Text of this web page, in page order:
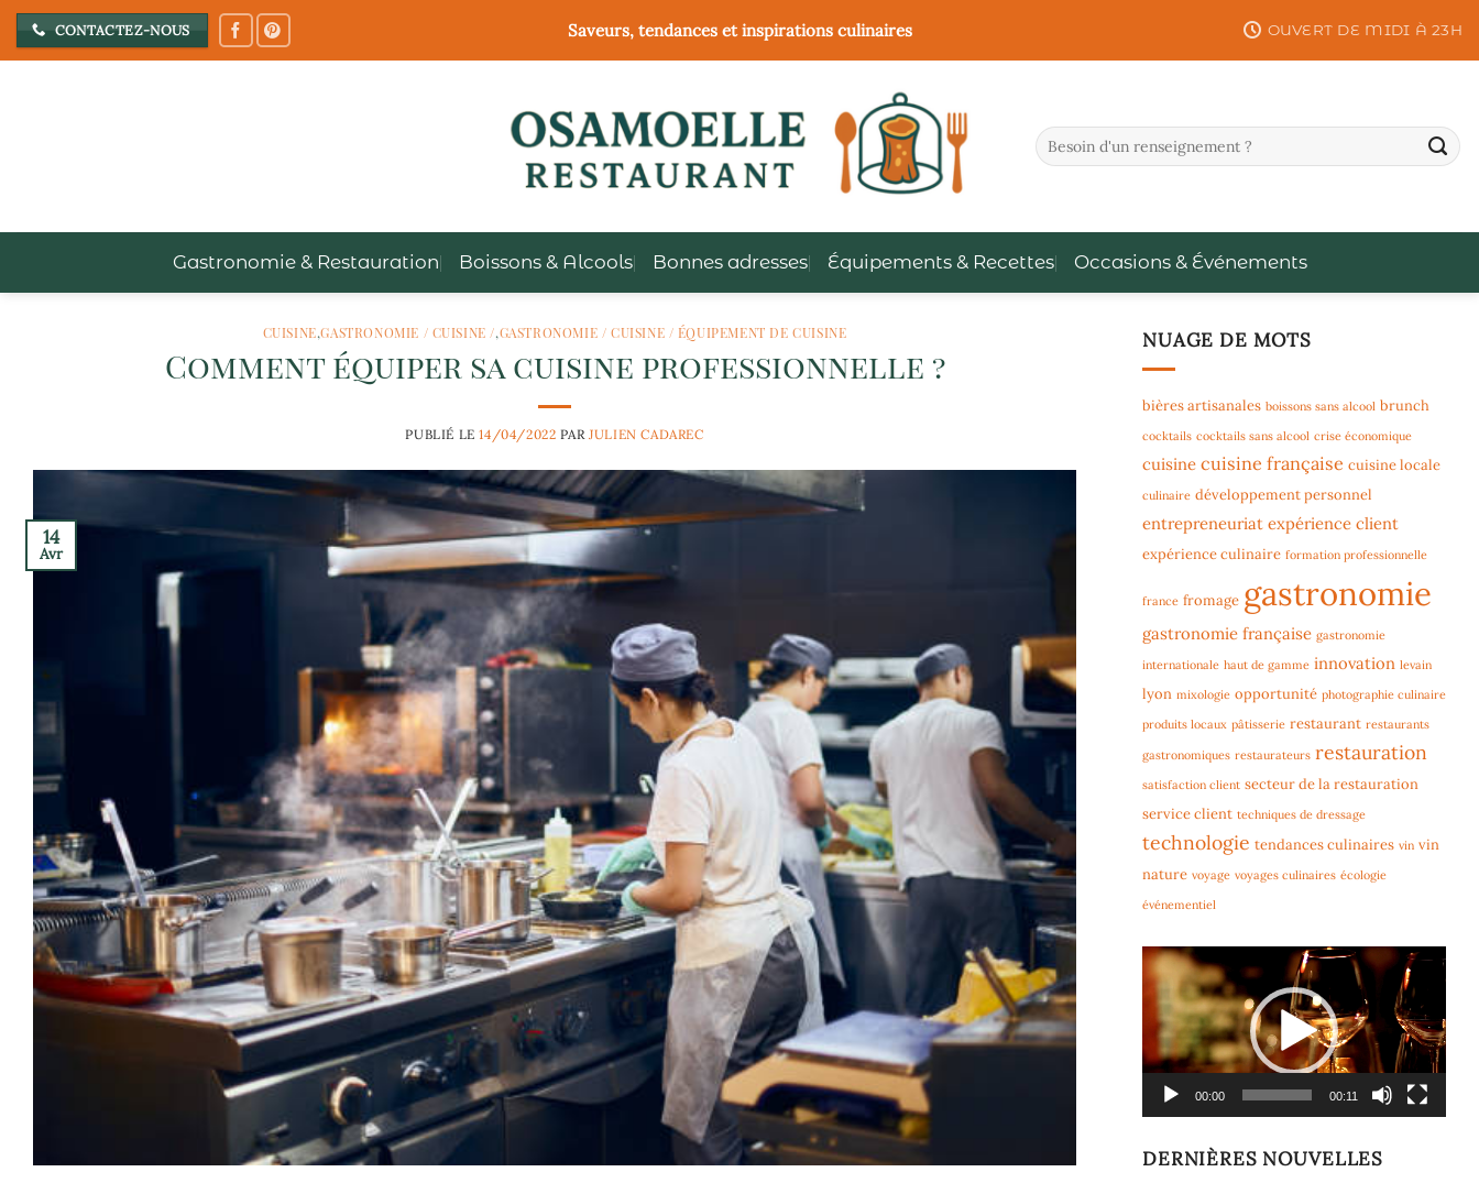
Passer
au
CONTACTEZ-NOUS Saveurs, tendances et inspirations culinaires OUVERT DE MIDI À 23H
Gastronomie & Restauration Boissons & Alcools Bonnes adresses Équipements & Recettes Occasions & Événements
CUISINE,GASTRONOMIE / CUISINE /,GASTRONOMIE / CUISINE / ÉQUIPEMENT DE CUISINE
Comment équiper sa cuisine professionnelle ?
PUBLIÉ LE14/04/2022 PARJULIEN CADAREC
14
Avr
NUAGE DE MOTS
bières artisanales boissons sans alcool brunch
cocktails cocktails sans alcool crise économique
cuisine cuisine française cuisine locale
culinaire développement personnel
entrepreneuriat expérience client
expérience culinaire formation professionnelle
france fromage gastronomie
gastronomie française gastronomie
internationale haut de gamme innovation levain
lyon mixologie opportunité photographie culinaire
produits locaux pâtisserie restaurant restaurants
gastronomiques restaurateurs restauration
satisfaction client secteur de la restauration
service client techniques de dressage
technologie tendances culinaires vin vin
nature voyage voyages culinaires écologie
événementiel
Lecteur
vidéo
00:00 00:11
DERNIÈRES NOUVELLES